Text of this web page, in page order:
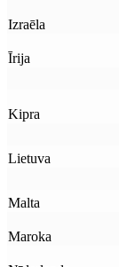
Izraēla
Īrija
Kipra
Lietuva
Malta
Maroka